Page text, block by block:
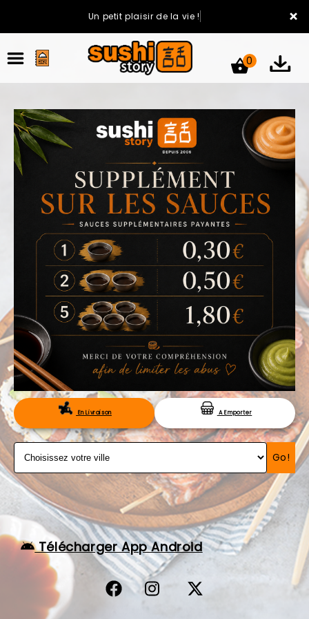
×
Un petit plaisir de la vie !
ACCUEIL
LA CARTE
VOTRE COMPTE
NOTRE RESTAURANT
VOS AVIS
MENTIONS LÉGALES
C.G.V
RÉSERVATION
0
En Livraison A Emporter
Go!
Télécharger App Android